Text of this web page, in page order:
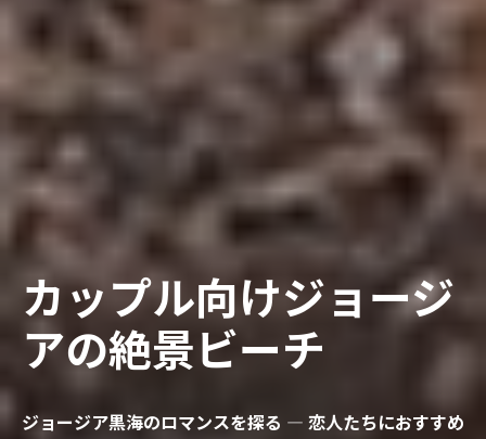
カップル向けジョージ
アの絶景ビーチ
ジョージア黒海のロマンスを探る — 恋人たちにおすすめ